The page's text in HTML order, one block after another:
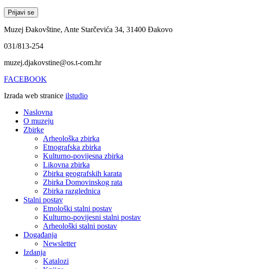
Muzej Đakovštine, Ante Starčevića 34, 31400 Đakovo
031/813-254
muzej.djakovstine@os.t-com.hr
FACEBOOK
Izrada web stranice ilstudio
Naslovna
O muzeju
Zbirke
Arheološka zbirka
Etnografska zbirka
Kulturno-povijesna zbirka
Likovna zbirka
Zbirka geografskih karata
Zbirka Domovinskog rata
Zbirka razglednica
Stalni postav
Etnološki stalni postav
Kulturno-povijesni stalni postav
Arheološki stalni postav
Događanja
Newsletter
Izdanja
Katalozi